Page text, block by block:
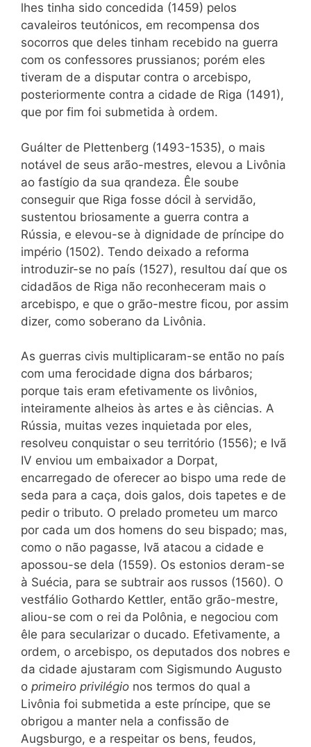
lhes tinha sido concedida (1459) pelos
cavaleiros teutónicos, em recompensa dos
socorros que deles tinham recebido na guerra
com os confessores prussianos; porém eles
tiveram de a disputar contra o arcebispo,
posteriormente contra a cidade de Riga (1491),
que por fim foi submetida à ordem.
Guálter de Plettenberg (1493-1535), o mais
notável de seus arão-mestres, elevou a Livônia
ao fastígio da sua qrandeza. Êle soube
conseguir que Riga fosse dócil à servidão,
sustentou briosamente a guerra contra a
Rússia, e elevou-se à dignidade de príncipe do
império (1502). Tendo deixado a reforma
introduzir-se no país (1527), resultou daí que os
cidadãos de Riga não reconheceram mais o
arcebispo, e que o grão-mestre ficou, por assim
dizer, como soberano da Livônia.
As guerras civis multiplicaram-se então no país
com uma ferocidade digna dos bárbaros;
porque tais eram efetivamente os livônios,
inteiramente alheios às artes e às ciências. A
Rússia, muitas vezes inquietada por eles,
resolveu conquistar o seu território (1556); e Ivã
IV enviou um embaixador a Dorpat,
encarregado de oferecer ao bispo uma rede de
seda para a caça, dois galos, dois tapetes e de
pedir o tributo. O prelado prometeu um marco
por cada um dos homens do seu bispado; mas,
como o não pagasse, Ivã atacou a cidade e
apossou-se dela (1559). Os estonios deram-se
à Suécia, para se subtrair aos russos (1560). O
vestfálio Gothardo Kettler, então grão-mestre,
aliou-se com o rei da Polônia, e negociou com
êle para secularizar o ducado. Efetivamente, a
ordem, o arcebispo, os deputados dos nobres e
da cidade ajustaram com Sigismundo Augusto
o primeiro privilégio nos termos do qual a
Livônia foi submetida a este príncipe, que se
obrigou a manter nela a confissão de
Augsburgo, e a respeitar os bens, feudos,